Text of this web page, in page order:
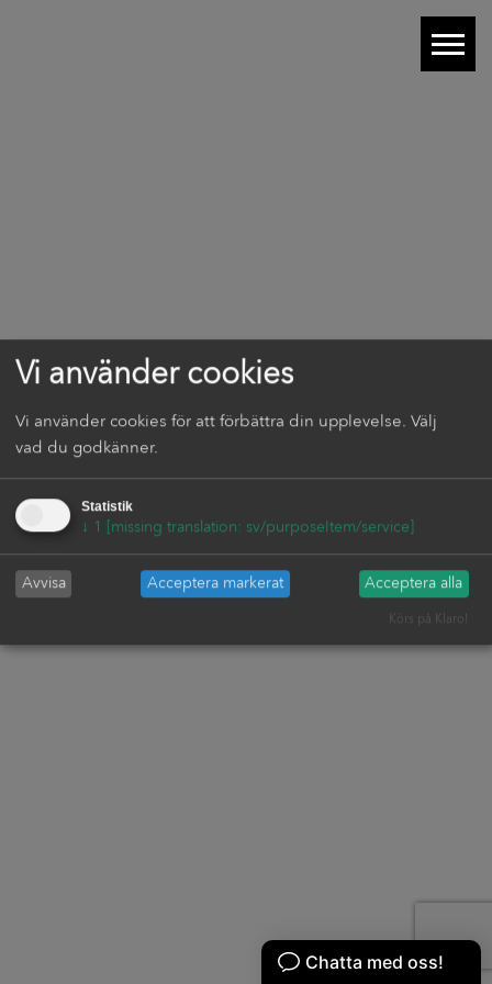
FAQ |
Vi använder cookies
Vi använder cookies för att förbättra din upplevelse. Välj
vad du godkänner.
Statistik
↓ 1 [missing translation: sv/purposeItem/service]
Avvisa Acceptera markerat Acceptera alla
Körs på Klaro!